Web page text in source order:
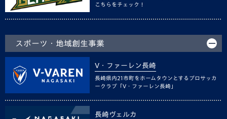
こちらをチェック！
スポーツ・地域創生事業
V・ファーレン長崎
長崎県内21市町をホームタウンとするプロサッカ
ークラブ「V・ファーレン長崎」
長崎ヴェルカ